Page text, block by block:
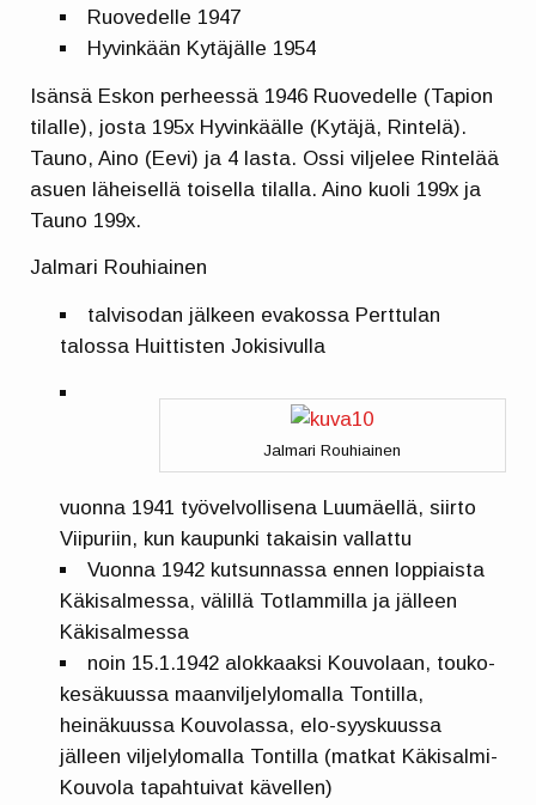
Ruovedelle 1947
Hyvinkään Kytäjälle 1954
Isänsä Eskon perheessä 1946 Ruovedelle (Tapion
tilalle), josta 195x Hyvinkäälle (Kytäjä, Rintelä).
Tauno, Aino (Eevi) ja 4 lasta. Ossi viljelee Rintelää
asuen läheisellä toisella tilalla. Aino kuoli 199x ja
Tauno 199x.
Jalmari Rouhiainen
talvisodan jälkeen evakossa Perttulan
talossa Huittisten Jokisivulla
Jalmari Rouhiainen
vuonna 1941 työvelvollisena Luumäellä, siirto
Viipuriin, kun kaupunki takaisin vallattu
Vuonna 1942 kutsunnassa ennen loppiaista
Käkisalmessa, välillä Totlammilla ja jälleen
Käkisalmessa
noin 15.1.1942 alokkaaksi Kouvolaan, touko-
kesäkuussa maanviljelylomalla Tontilla,
heinäkuussa Kouvolassa, elo-syyskuussa
jälleen viljelylomalla Tontilla (matkat Käkisalmi-
Kouvola tapahtuivat kävellen)